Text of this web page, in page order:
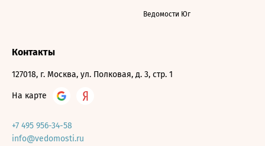
Ведомости Юг
Контакты
127018, г. Москва, ул. Полковая, д. 3, стр. 1
На карте
+7 495 956-34-58
info@vedomosti.ru